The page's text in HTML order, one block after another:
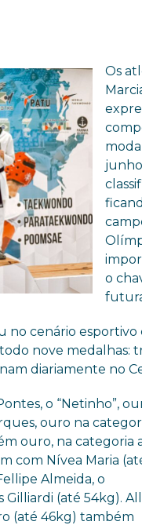
Os
o
no cenário
nove
diariamente no
o “Netinho”,
ouro na
ouro, na categoria
com Nívea Maria
Almeida, o
Gilliardi (até 54kg).
(até 46kg) também